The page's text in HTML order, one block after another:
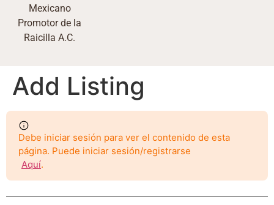
Mexicano
Promotor de la
Raicilla A.C.
Add Listing
Debe iniciar sesión para ver el contenido de esta
página. Puede iniciar sesión/registrarse
Aquí.